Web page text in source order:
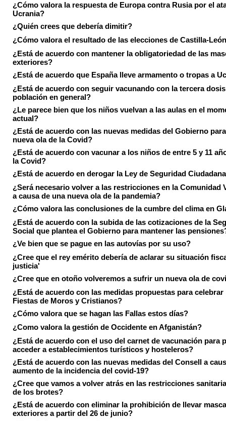
¿Cómo valora la respuesta de Europa contra Rusia por el
Ucrania?
¿Quién crees que debería dimitir?
¿Cómo valora el resultado de las elecciones de Castilla-
¿Está de acuerdo con mantener la obligatoriedad de las
exteriores?
¿Está de acuerdo que España lleve armamento o tropas a
¿Está de acuerdo con seguir vacunando con la tercera
población en general?
¿Le parece bien que los niños vuelvan a las aulas en el
actual?
¿Está de acuerdo con las nuevas medidas del Gobierno
nueva ola de la Covid?
¿Está de acuerdo con vacunar a los niños de entre 5 y 11
la Covid?
¿Está de acuerdo en derogar la Ley de Seguridad
¿Será necesario volver a las restricciones en la Comunidad
a causa de una nueva ola de la pandemia?
¿Cómo valora las conclusiones de la cumbre del clima en
¿Está de acuerdo con la subida de las cotizaciones de la
Social que plantea el Gobierno para mantener las
¿Ve bien que se pague en las autovías por su uso?
¿Cree que el rey emérito debería de aclarar su situación
justicia'
¿Cree que en otoño volveremos a sufrir un nueva ola de
¿Está de acuerdo con las medidas propuestas para celebrar
Fiestas de Moros y Cristianos?
¿Cómo valora que se hagan las Fallas estos días?
¿Como valora la gestión de Occidente en Afganistán?
¿Está de acuerdo con el uso del carnet de vacunación para
acceder a establecimientos turísticos y hosteleros?
¿Está de acuerdo con las nuevas medidas del Consell a
aumento de la incidencia del covid-19?
¿Cree que vamos a volver atrás en las restricciones
de los brotes?
¿Está de acuerdo con eliminar la prohibición de llevar
exteriores a partir del 26 de junio?